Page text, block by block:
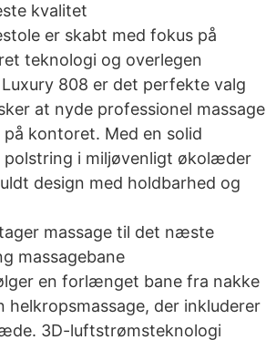
kvalitet
er skabt med fokus på
teknologi og overlegen
808 er det perfekte valg
at nyde professionel massage
på kontoret. Med en solid
i miljøvenligt økolæder
design med holdbarhed og
massage til det næste
massagebane
en forlænget bane fra nakke
helkropsmassage, der inkluderer
3D-luftstrømsteknologi